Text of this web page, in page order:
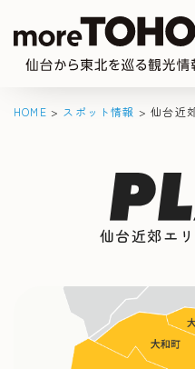
HOME > スポット情報 >仙台近
仙台近郊エ